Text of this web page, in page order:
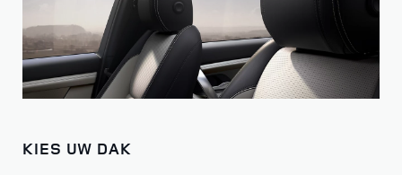
KIES UW DAK